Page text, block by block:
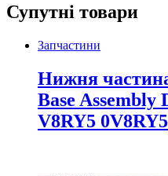
Супутні товари
Запчастини
Нижня
Base Assembly
V8RY5 0V8RY5